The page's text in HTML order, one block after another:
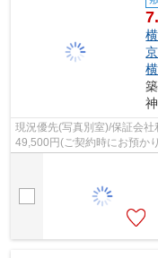
現況優先(写真別室)/保証会社
49,500円(ご契約時にお預か